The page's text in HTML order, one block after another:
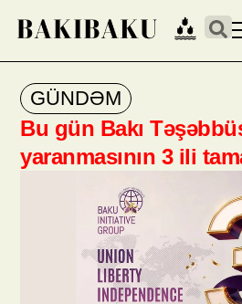
GÜNDƏM
Bu gün Bakı
yaranmasının 3 ili